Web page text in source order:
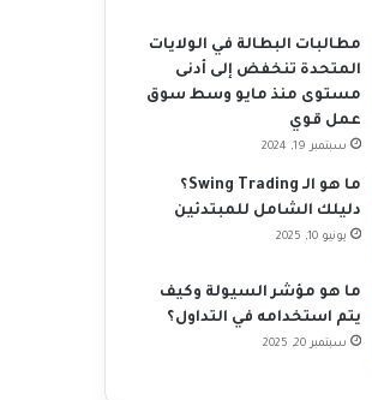
مطالبات البطالة في الولايات
المتحدة تنخفض إلى أدنى
مستوى منذ مايو وسط سوق
عمل قوي
سبتمبر 19, 2024
ما هو الـ Swing Trading؟
دليلك الشامل للمبتدئين
يونيو 10, 2025
ما هو مؤشر السيولة وكيف
يتم استخدامه في التداول؟
سبتمبر 20, 2025